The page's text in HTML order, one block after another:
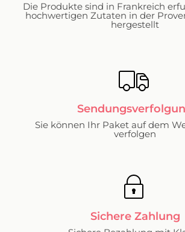
Die Produkte sind in Frankreich
hochwertigen Zutaten in der
hergestellt
Sie können Ihr Paket auf dem
verfolgen
Sichere Zahlung